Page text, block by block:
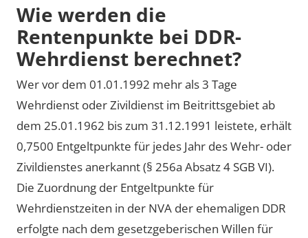
Wie werden die
Rentenpunkte bei DDR-
Wehrdienst berechnet?
Wer vor dem 01.01.1992 mehr als 3 Tage
Wehrdienst oder Zivildienst im Beitrittsgebiet ab
dem 25.01.1962 bis zum 31.12.1991 leistete, erhält
0,7500 Entgeltpunkte für jedes Jahr des Wehr- oder
Zivildienstes anerkannt (§ 256a Absatz 4 SGB VI).
Die Zuordnung der Entgeltpunkte für
Wehrdienstzeiten in der NVA der ehemaligen DDR
erfolgte nach dem gesetzgeberischen Willen für